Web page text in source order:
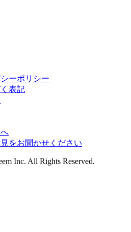
ーポリシー
表記
をお聞かせください
Inc. All Rights Reserved.